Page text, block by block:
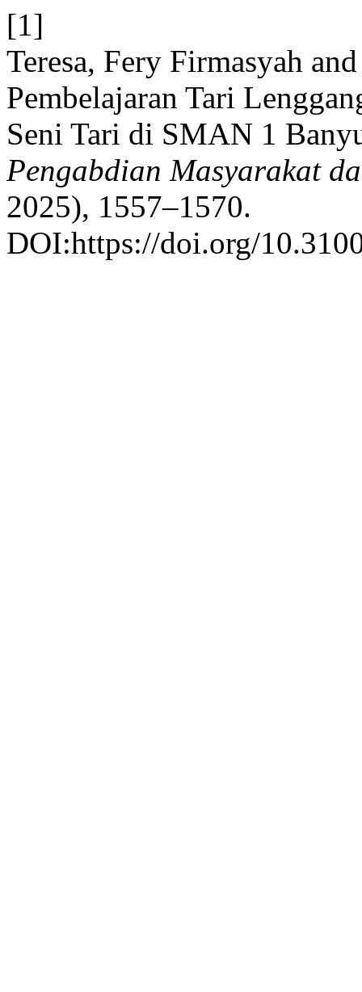
[1]
Teresa, Fery Firmasyah
Pembelajaran Tari
Seni Tari di SMAN 1
Pengabdian Masyarakat
2025), 1557–1570.
DOI:https://doi.org/